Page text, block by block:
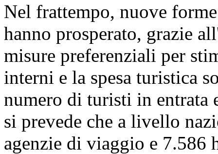
Nel frattempo, nuove
hanno prosperato, grazie
misure preferenziali per
interni e la spesa turistica
numero di turisti in entrata
si prevede che a livello
agenzie di viaggio e 7.586